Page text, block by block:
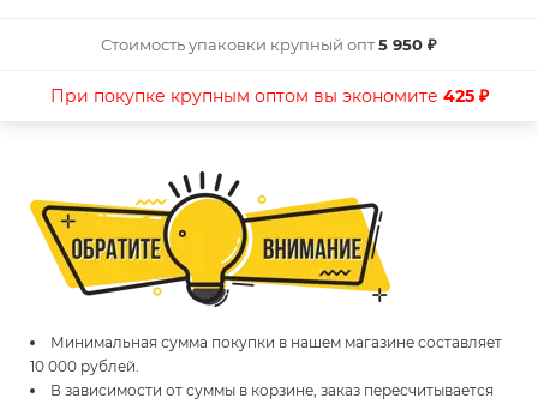
Стоимость упаковки крупный опт5 950 ₽
При покупке крупным оптом вы экономите 425 ₽
Минимальная сумма покупки в нашем магазине составляет
10 000 рублей.
В зависимости от суммы в корзине, заказ пересчитывается